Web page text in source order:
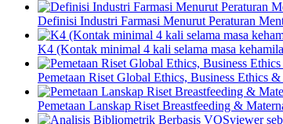
Definisi Industri Farmasi Menurut Peraturan
K4 (Kontak minimal 4 kali selama masa
Pemetaan Riset Global Ethics, Business Ethics
Pemetaan Lanskap Riset Breastfeeding &